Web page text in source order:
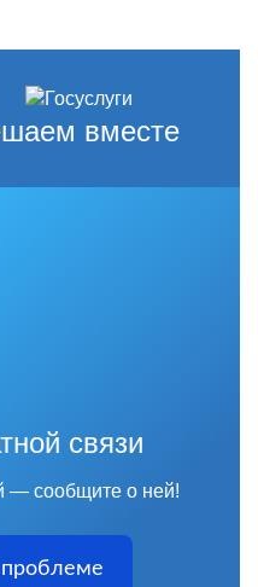
вместе
связи
— сообщите о ней!